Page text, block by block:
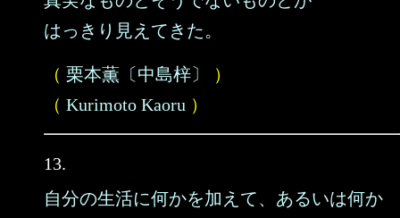
はっきり見えてきた。
（ 栗本薫〔中島梓〕
）
（ Kurimoto Kaoru ）
13.
自分の生活に何かを加えて、あるいは何か